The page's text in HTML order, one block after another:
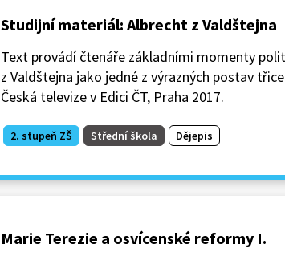
Studijní materiál: Albrecht z Valdštejna
Text provádí čtenáře základními momenty
z Valdštejna jako jedné z výrazných postav
Česká televize v Edici ČT, Praha 2017.
2. stupeň ZŠ Střední škola Dějepis
Marie Terezie a osvícenské reformy I.